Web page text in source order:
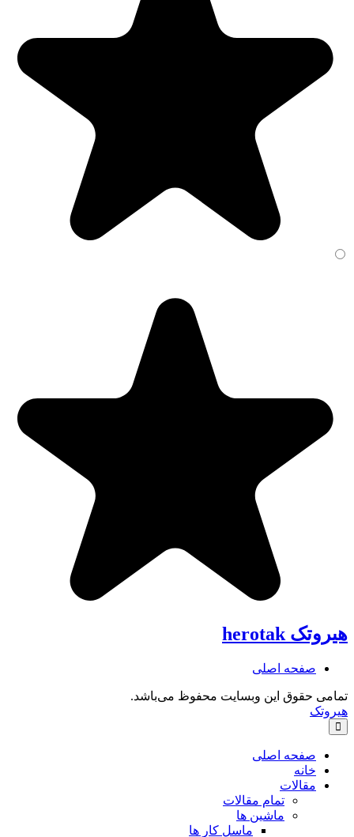
هیروتک herotak
صفحه اصلی
تمامی حقوق این وبسایت محفوظ می‌باشد.
هیروتک
صفحه اصلی
خانه
مقالات
تمام مقالات
ماشین ها
ماسل کار ها